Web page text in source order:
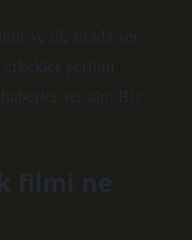
ve ilk sırada yer
erkekler gerilim
yer alır. Biz
filmi ne